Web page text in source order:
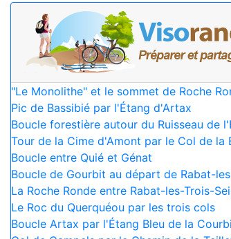
"Le Monolithe" et le sommet de Roche
Pic de Bassibié par l'Étang d'Artax
Boucle forestière autour du Ruisseau de
Tour de la Cime d'Amont par le Col de la
Boucle entre Quié et Génat
Boucle de Gourbit au départ de Rabat-
La Roche Ronde entre Rabat-les-Trois-
Le Roc du Querquéou par les trois cols
Boucle Artax par l'Étang Bleu de la